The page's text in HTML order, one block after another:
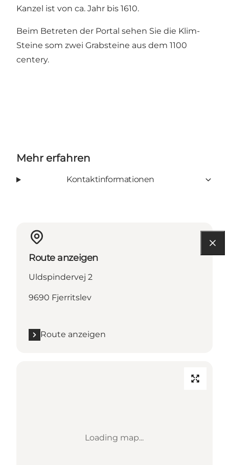
Kanzel ist von ca. Jahr bis 1610.
Beim Betreten der Portal sehen Sie die Klim-
Steine ​​som zwei Grabsteine ​​aus dem 1100
centery.
Mehr erfahren
Kontaktinformationen
Route anzeigen
Uldspindervej 2
9690 Fjerritslev
Route anzeigen
Loading map...